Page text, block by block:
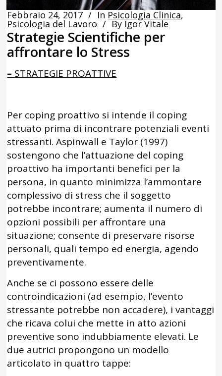
Febbraio 24, 2017 In Psicologia Clinica,
Psicologia del Lavoro By Igor Vitale
Strategie Scientifiche per
affrontare lo Stress
– STRATEGIE PROATTIVE
Per coping proattivo si intende il coping
attuato prima di incontrare potenziali eventi
stressanti. Aspinwall e Taylor (1997)
sostengono che l’attuazione del coping
proattivo ha importanti benefici per la
persona, in quanto minimizza l’ammontare
complessivo di stress che il soggetto
potrebbe incontrare; aumenta il numero di
opzioni possibili per affrontare una
situazione; consente di preservare risorse
personali, quali tempo ed energia, agendo
preventivamente.
Anche se ci possono essere delle
controindicazioni (ad esempio, l’evento
stressante potrebbe non accadere), i vantaggi
che ricava colui che mette in atto azioni
preventive sono indubbiamente elevati. Le
due autrici propongono un modello
articolato in quattro tappe: